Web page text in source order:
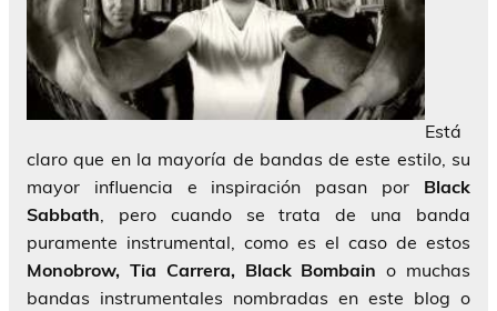
Está
claro que en la mayoría de bandas de este estilo, su
mayor influencia e inspiración pasan por Black
Sabbath, pero cuando se trata de una banda
puramente instrumental, como es el caso de estos
Monobrow, Tia Carrera, Black Bombaino muchas
bandas instrumentales nombradas en este blog o